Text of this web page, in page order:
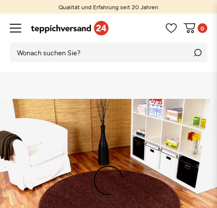
Qualität und Erfahrung seit 20 Jahren
0